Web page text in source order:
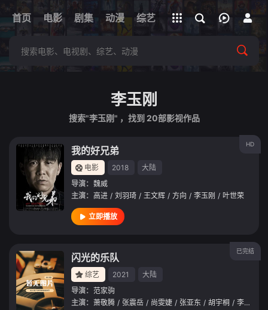
首页 电影 剧集 动漫 综艺 短剧 直播 APP
下载客户端
立即登录
李玉刚
搜索"李玉刚" ，找到 20部影视作品
HD
我的好兄弟
电影 2018
大陆
导演： 魏威
主演： 高进 / 刘羽琦 / 王文辉 / 方向 / 李玉刚 / 叶世荣
立即播放
已完结
闪光的乐队
综艺 2021
大陆
导演： 范家驹
主演： 萧敬腾 / 张震岳 / 尚雯婕 / 张亚东 / 胡宇桐 / 李润祺